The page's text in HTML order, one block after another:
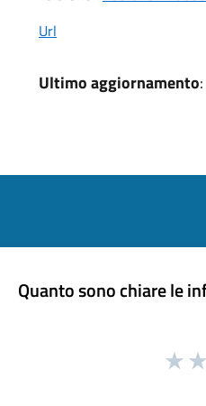
Url
Ultimo aggiornamento
Quanto sono chiare le